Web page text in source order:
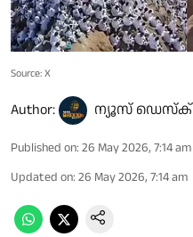
Source: X
Author: ന്യൂസ് ഡെസ്ക്
Published on: 26 May 2026, 7:14 am
Updated on: 26 May 2026, 7:14 am